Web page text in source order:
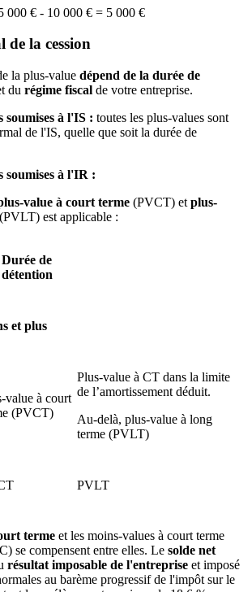
000 € - 10 000 € = 5 000 €
de la cession
la plus-value dépend de la durée de
du régime fiscal de votre entreprise.
soumises à l'IS : toutes les plus-values sont
de l'IS, quelle que soit la durée de
soumises à l'IR :
value à court terme (PVCT) et plus-
(PVLT) est applicable :
Durée de
détention
et plus
value à court
(PVCT)
Plus-value à CT dans la limite
de l’amortissement déduit.
Au-delà, plus-value à long
terme (PVLT)
PVLT
terme et les moins-values à court terme
se compensent entre elles. Le solde net
résultat imposable de l'entreprise et imposé
au barème progressif de l'impôt sur le